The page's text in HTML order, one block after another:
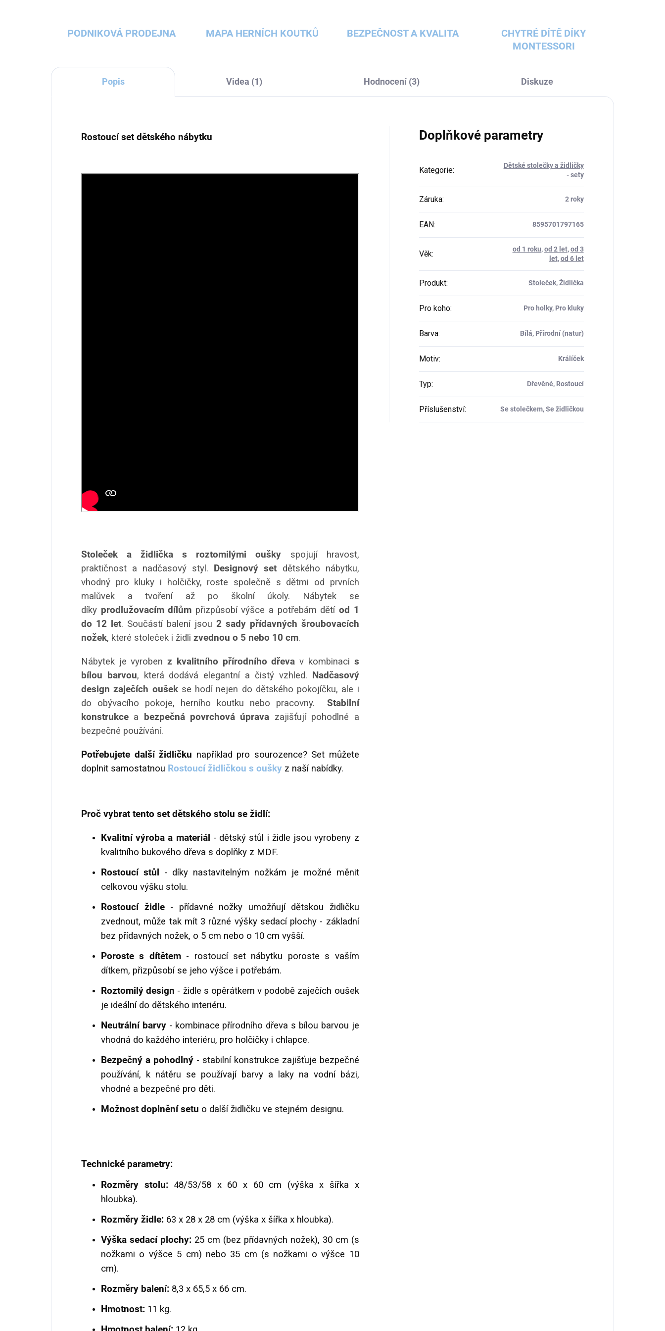
PODNIKOVÁ PRODEJNA MAPA HERNÍCH KOUTKŮ BEZPEČNOST A KVALITA
CHYTRÉ DÍTĚ DÍKY
MONTESSORI
Popis Videa (1) Hodnocení (3) Diskuze
Rostoucí set dětského nábytku
Stoleček a židlička s roztomilými oušky spojují hravost,
praktičnost a nadčasový styl.
Designový set dětského nábytku,
vhodný pro kluky i holčičky, roste společně s dětmi od prvních
malůvek a tvoření až po školní úkoly. Nábytek se
díky prodlužovacím dílům přizpůsobí výšce a potřebám dětí od 1
do 12 let. Součástí balení jsou 2 sady přídavných šroubovacích
nožek, které stoleček i židli zvednou o 5 nebo 10 cm.
Nábytek je vyrobenz kvalitního přírodního dřeva v kombinaci s
bílou barvou, která dodává elegantní a čistý vzhled.
Nadčasový
design zaječích oušekse hodí nejen do dětského pokojíčku, ale i
do obývacího pokoje, herního koutku nebo pracovny.
Stabilní
konstrukce a bezpečná povrchová úprava zajišťují pohodlné a
bezpečné používání.
Potřebujete další židličku například pro sourozence? Set můžete
doplnit samostatnou Rostoucí židličkou s oušky z naší nabídky.
Proč vybrat tento set dětského stolu se židlí:
Kvalitní výroba a materiál - dětský stůl i židle jsou vyrobeny z
kvalitního bukového dřeva s doplňky z MDF.
Rostoucí stůl
- díky nastavitelným nožkám je možné měnit
celkovou výšku stolu.
Rostoucí židle- přídavné nožky umožňují dětskou židličku
zvednout, může tak mít 3 různé výšky sedací plochy - základní
bez přídavných nožek, o 5 cm nebo o 10 cm vyšší.
Poroste s dítětem- rostoucí set nábytku poroste s vaším
dítkem, přizpůsobí se jeho výšce i potřebám.
Roztomilý design - židle s opěrátkem v podobě zaječích oušek
je ideální do dětského interiéru.
Neutrální barvy- kombinace přírodního dřeva s bílou barvou je
vhodná do každého interiéru, pro holčičky i chlapce.
Bezpečný a pohodlný- stabilní konstrukce zajišťuje bezpečné
používání, k nátěru se používají barvy a laky na vodní bázi,
vhodné a bezpečné pro děti.
Možnost doplnění setu o další židličku ve stejném designu.
Technické parametry:
Rozměry stolu:48/53/58 x 60 x 60 cm (výška x šířka x
hloubka).
Rozměry židle: 63 x 28 x 28 cm (výška x šířka x hloubka).
Výška sedací plochy:25 cm (bez přídavných nožek), 30 cm (s
nožkami o výšce 5 cm) nebo 35 cm (s nožkami o výšce 10
cm).
Rozměry balení: 8,3 x 65,5 x 66 cm.
Hmotnost: 11 kg.
Doplňkové parametry
Kategorie:
Dětské stolečky a židličky
- sety
Záruka: 2 roky
EAN: 8595701797165
Věk: od 1 roku,od 2 let,od 3
let,od 6 let
Produkt: Stoleček,Židlička
Pro koho: Pro holky, Pro kluky
Barva: Bílá, Přírodní (natur)
Motiv: Králíček
Typ: Dřevěné, Rostoucí
Příslušenství: Se stolečkem, Se židličkou